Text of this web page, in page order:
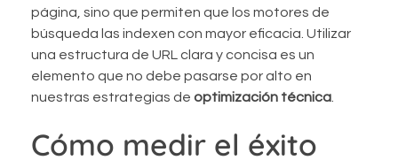
página, sino que permiten que los motores de
búsqueda las indexen con mayor eficacia. Utilizar
una estructura de URL clara y concisa es un
elemento que no debe pasarse por alto en
nuestras estrategias de optimización técnica.
Cómo medir el éxito